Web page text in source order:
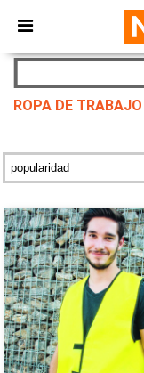
× App de
¡Mejores
ROPA DE